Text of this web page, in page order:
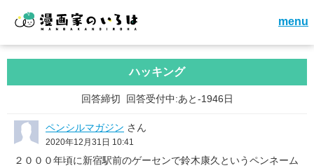
menu
ハッキング
回答締切 回答受付中:あと-1946日
ペンシルマガジン さん
2020年12月31日 10:41
２０００年頃に新宿駅前のゲーセンで鈴木康久というペンネーム